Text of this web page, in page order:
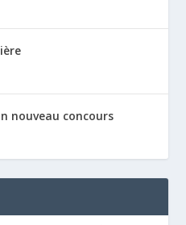
nouveau concours